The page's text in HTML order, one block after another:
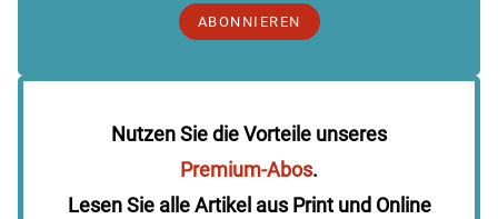
ABONNIEREN
Nutzen Sie die Vorteile unseres
Premium-Abos.
Lesen Sie alle Artikel aus Print und Online